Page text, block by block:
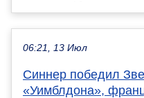
06:21, 13 Июл
Синнер победил
«Уимблдона»,